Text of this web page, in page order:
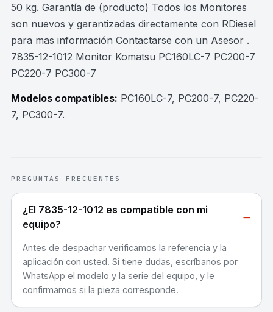
50 kg. Garantía de (producto) Todos los Monitores
son nuevos y garantizadas directamente con RDiesel
para mas información Contactarse con un Asesor .
7835-12-1012 Monitor Komatsu PC160LC-7 PC200-7
PC220-7 PC300-7
Modelos compatibles: PC160LC-7, PC200-7, PC220-
7, PC300-7.
PREGUNTAS FRECUENTES
¿El 7835-12-1012 es compatible con mi
equipo?
−
Antes de despachar verificamos la referencia y la
aplicación con usted. Si tiene dudas, escríbanos por
WhatsApp el modelo y la serie del equipo, y le
confirmamos si la pieza corresponde.